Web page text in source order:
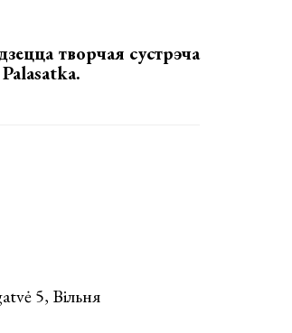
творчая сустрэча
5, Вільня